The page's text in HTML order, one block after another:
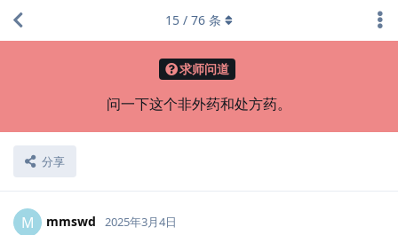
求师问道
问一下这个非外药和处方药。
分享
15 / 76 条
M mmswd 2025年3月4日